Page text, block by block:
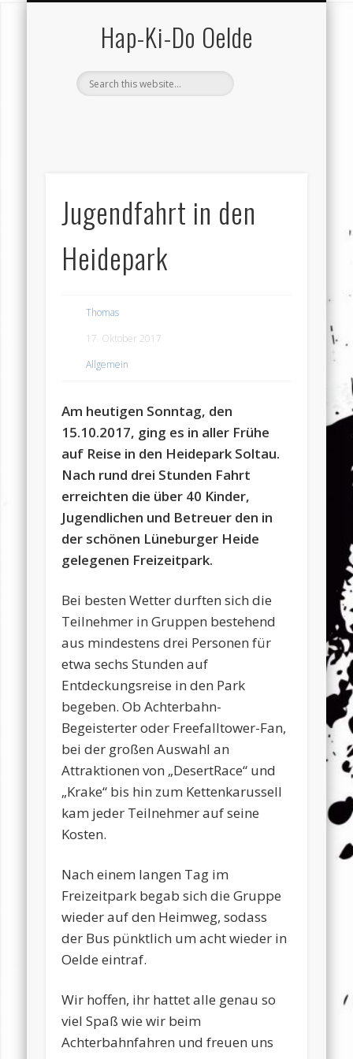
Hap-Ki-Do Oelde
Jugendfahrt in den
Heidepark
Thomas
17. Oktober 2017
Allgemein
Am heutigen Sonntag, den
15.10.2017, ging es in aller Frühe
auf Reise in den Heidepark Soltau.
Nach rund drei Stunden Fahrt
erreichten die über 40 Kinder,
Jugendlichen und Betreuer den in
der schönen Lüneburger Heide
gelegenen Freizeitpark.
Bei besten Wetter durften sich die
Teilnehmer in Gruppen bestehend
aus mindestens drei Personen für
etwa sechs Stunden auf
Entdeckungsreise in den Park
begeben. Ob Achterbahn-
Begeisterter oder Freefalltower-Fan,
bei der großen Auswahl an
Attraktionen von „DesertRace“ und
„Krake“ bis hin zum Kettenkarussell
kam jeder Teilnehmer auf seine
Kosten.
Nach einem langen Tag im
Freizeitpark begab sich die Gruppe
wieder auf den Heimweg, sodass
der Bus pünktlich um acht wieder in
Oelde eintraf.
Wir hoffen, ihr hattet alle genau so
viel Spaß wie wir beim
Achterbahnfahren und freuen uns